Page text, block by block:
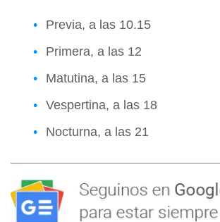
Previa, a las 10.15
Primera, a las 12
Matutina, a las 15
Vespertina, a las 18
Nocturna, a las 21